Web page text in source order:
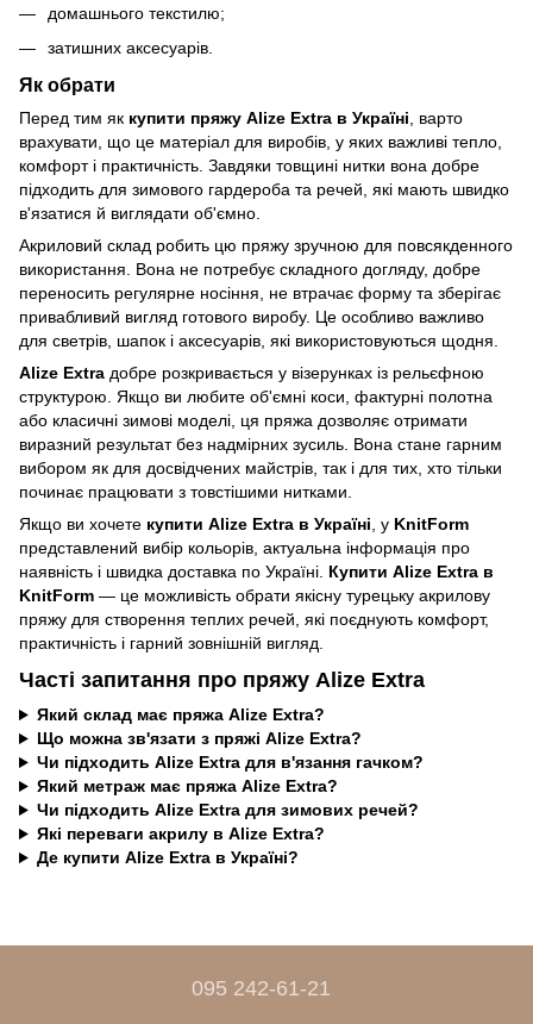
домашнього текстилю;
затишних аксесуарів.
Як обрати
Перед тим як купити пряжу Alize Extra в Україні , варто
врахувати, що це матеріал для виробів, у яких важливі тепло,
комфорт і практичність. Завдяки товщині нитки вона добре
підходить для зимового гардероба та речей, які мають швидко
в'язатися й виглядати об'ємно.
Акриловий склад робить цю пряжу зручною для повсякденного
використання. Вона не потребує складного догляду, добре
переносить регулярне носіння, не втрачає форму та зберігає
привабливий вигляд готового виробу. Це особливо важливо
для светрів, шапок і аксесуарів, які використовуються щодня.
Alize Extra добре розкривається у візерунках із рельєфною
структурою. Якщо ви любите об'ємні коси, фактурні полотна
або класичні зимові моделі, ця пряжа дозволяє отримати
виразний результат без надмірних зусиль. Вона стане гарним
вибором як для досвідчених майстрів, так і для тих, хто тільки
починає працювати з товстішими нитками.
Якщо ви хочете купити Alize Extra в Україні , у KnitForm
представлений вибір кольорів, актуальна інформація про
наявність і швидка доставка по Україні. Купити Alize Extra в
KnitForm — це можливість обрати якісну турецьку акрилову
пряжу для створення теплих речей, які поєднують комфорт,
практичність і гарний зовнішній вигляд.
Часті запитання про пряжу Alize Extra
Який склад має пряжа Alize Extra?
Що можна зв'язати з пряжі Alize Extra?
Чи підходить Alize Extra для в'язання гачком?
Який метраж має пряжа Alize Extra?
Чи підходить Alize Extra для зимових речей?
Які переваги акрилу в Alize Extra?
Де купити Alize Extra в Україні?
095 242-61-21